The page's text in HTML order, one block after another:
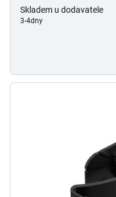
Skladem u dodavatele
3-4dny